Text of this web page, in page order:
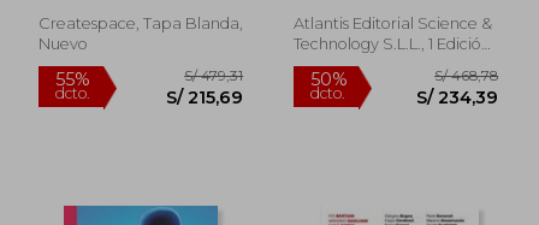
Createspace, Tapa Blanda,
Nuevo
Paciente
Atlantis Editorial Science &
Technology S.L.L., 1 Edición,
Nuevo